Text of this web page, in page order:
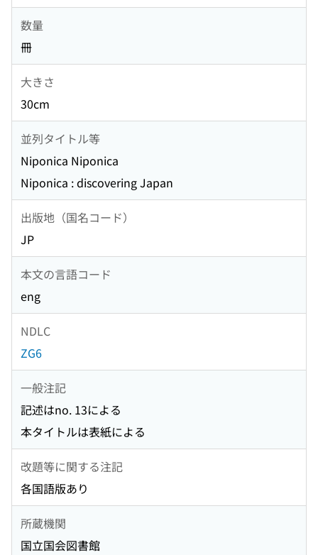
数量
冊
大きさ
30cm
並列タイトル等
Niponica Niponica
Niponica : discovering Japan
出版地（国名コード）
JP
本文の言語コード
eng
NDLC
ZG6
一般注記
記述はno. 13による
本タイトルは表紙による
改題等に関する注記
各国語版あり
所蔵機関
国立国会図書館